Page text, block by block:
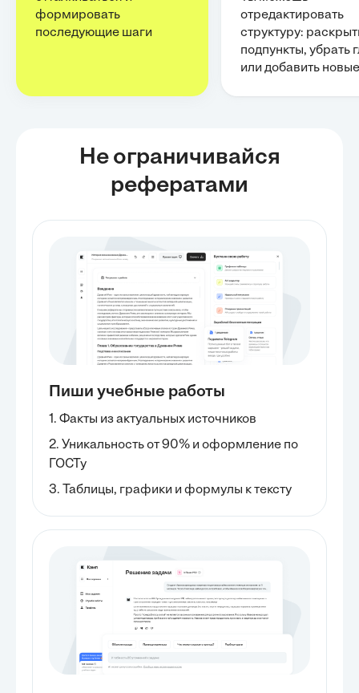
формировать
последующие шаги
отредактировать
структуру:
подпункты, убрать
или добавить новые
Не ограничивайся
рефератами
Пиши учебные работы
1. Факты из актуальных источников
2. Уникальность от 90% и оформление по
ГОСТу
3. Таблицы, графики и формулы к тексту